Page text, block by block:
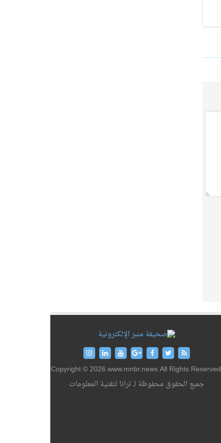
Copyright © 2026 www.mnbr.news All Rights
جميع الحقوق محفوظة لـ ترانا لتقنية المعلومات